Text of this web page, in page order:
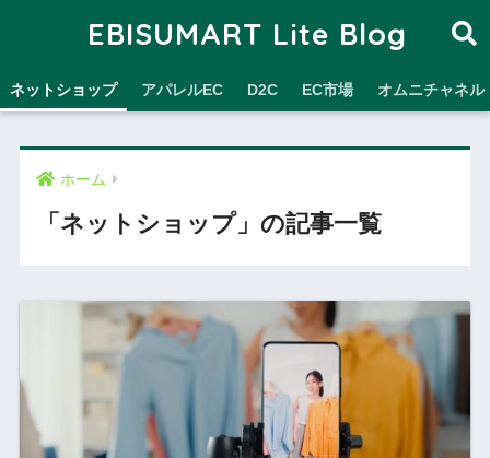
EBISUMART Lite Blog
ネットショップ アパレルEC D2C EC市場 オムニチャネル
ホーム
「ネットショップ」の記事一覧